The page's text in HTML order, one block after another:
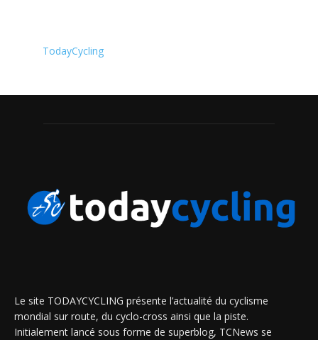
TodayCycling
Le site TODAYCYCLING présente l’actualité du cyclisme
mondial sur route, du cyclo-cross ainsi que la piste.
Initialement lancé sous forme de superblog, TCNews se